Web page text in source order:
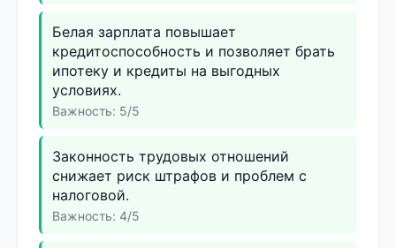
Белая зарплата повышает
кредитоспособность и позволяет брать
ипотеку и кредиты на выгодных
условиях.
Важность: 5/5
Законность трудовых отношений
снижает риск штрафов и проблем с
налоговой.
Важность: 4/5